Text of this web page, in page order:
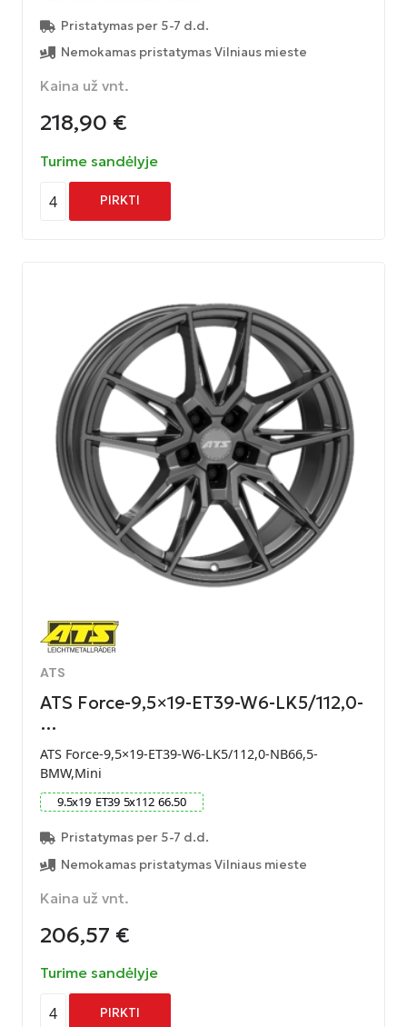
Pristatymas per 5-7 d.d.
Nemokamas pristatymas Vilniaus mieste
Kaina už vnt.
218,90 €
Turime sandėlyje
4 PIRKTI
ATS
ATS Force-9,5×19-ET39-W6-LK5/112,0-
…
ATS Force-9,5×19-ET39-W6-LK5/112,0-NB66,5-
BMW,Mini
9.5x19 ET39 5x112 66.50
Pristatymas per 5-7 d.d.
Nemokamas pristatymas Vilniaus mieste
Kaina už vnt.
206,57 €
Turime sandėlyje
4 PIRKTI